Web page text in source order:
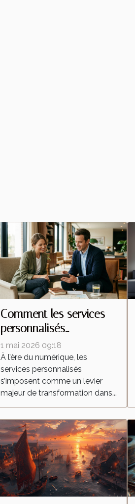
Comment les services
personnalisés
redéfinissent les attentes
dans l'industrie
1 mai 2026 09:18
À l’ère du numérique, les
services personnalisés
s’imposent comme un levier
majeur de transformation dans...